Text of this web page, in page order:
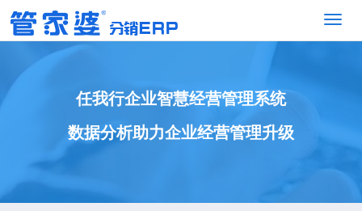
任我行企业智慧经营管理系统
数据分析助力企业经营管理升级